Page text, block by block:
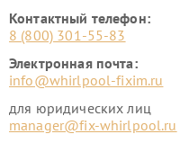
Контактный телефон:
8 (800) 301-55-83
Электронная почта:
info@whirlpool-fixim.ru
для юридических лиц
manager@fix-whirlpool.ru